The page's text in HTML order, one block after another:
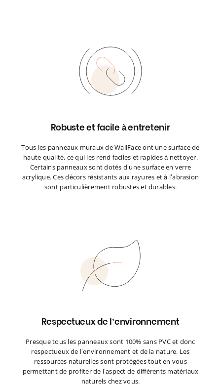
Robuste et facile à entretenir
Tous les panneaux muraux de WallFace ont une surface de
haute qualité, ce qui les rend faciles et rapides à nettoyer.
Certains panneaux sont dotés d’une surface en verre
acrylique. Ces décors résistants aux rayures et à l’abrasion
sont particulièrement robustes et durables.
Respectueux de l’environnement
Presque tous les panneaux sont 100% sans PVC et donc
respectueux de l’environnement et de la nature. Les
ressources naturelles sont protégées tout en vous
permettant de profiter de l’aspect de différents matériaux
naturels chez vous.